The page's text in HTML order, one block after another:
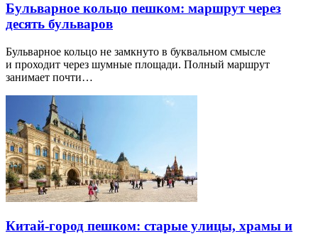
Бульварное кольцо пешком: маршрут через
десять бульваров
Бульварное кольцо не замкнуто в буквальном смысле
и проходит через шумные площади. Полный маршрут
занимает почти…
Китай-город пешком: старые улицы, храмы и